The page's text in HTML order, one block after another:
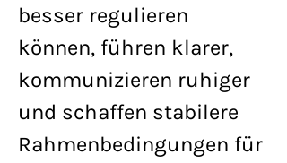
besser regulieren
können, führen klarer,
kommunizieren ruhiger
und schaffen stabilere
Rahmenbedingungen für